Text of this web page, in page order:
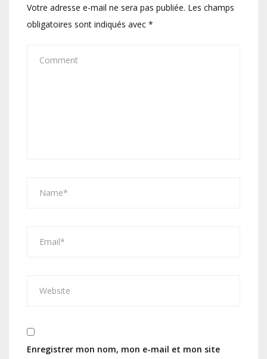
Votre adresse e-mail ne sera pas publiée. Les champs
obligatoires sont indiqués avec *
Enregistrer mon nom, mon e-mail et mon site